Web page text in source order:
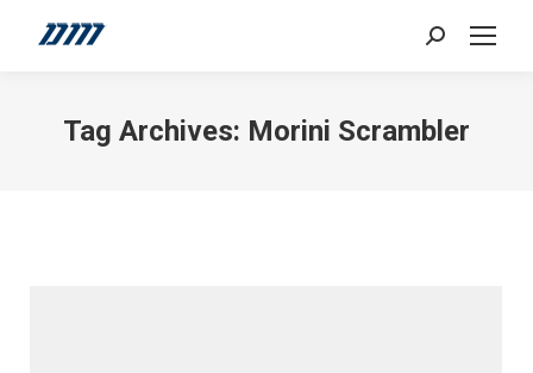
Search:
Tag Archives: Morini Scrambler